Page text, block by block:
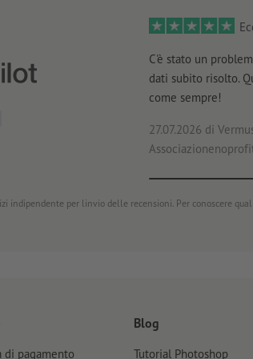
Come si creano
C'è stato un
dati subito risolto.
come sempre!
27.07.2026 di
indipendente per linvio delle recensioni. Per conoscere
di pagamento
Blog
Tutorial Photoshop